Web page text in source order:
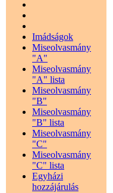
Imádságok
Miseolvasmány
"A"
Miseolvasmány
"A" lista
Miseolvasmány
"B"
Miseolvasmány
"B" lista
Miseolvasmány
"C"
Miseolvasmány
"C" lista
Egyházi
hozzájárulás